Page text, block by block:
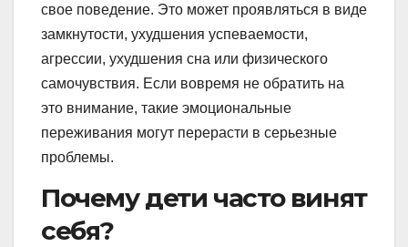
свое поведение. Это может проявляться в виде
замкнутости, ухудшения успеваемости,
агрессии, ухудшения сна или физического
самочувствия. Если вовремя не обратить на
это внимание, такие эмоциональные
переживания могут перерасти в серьезные
проблемы.
Почему дети часто винят
себя?